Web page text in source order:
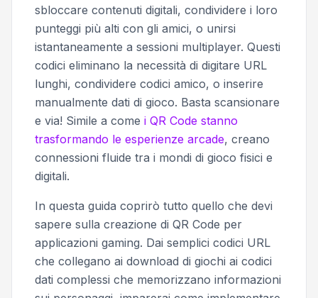
sbloccare contenuti digitali, condividere i loro
punteggi più alti con gli amici, o unirsi
istantaneamente a sessioni multiplayer. Questi
codici eliminano la necessità di digitare URL
lunghi, condividere codici amico, o inserire
manualmente dati di gioco. Basta scansionare
e via! Simile a come i QR Code stanno
trasformando le esperienze arcade, creano
connessioni fluide tra i mondi di gioco fisici e
digitali.
In questa guida coprirò tutto quello che devi
sapere sulla creazione di QR Code per
applicazioni gaming. Dai semplici codici URL
che collegano ai download di giochi ai codici
dati complessi che memorizzano informazioni